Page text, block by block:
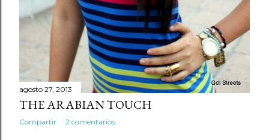
agosto 27, 2013
THE ARABIAN TOUCH
Compartir 2 comentarios